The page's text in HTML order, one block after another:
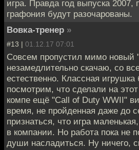
игра. Правда год выпуска
графония будут разочарованы.
Вовка-тренер »
#13 | 01.12.17 07:01
Совсем пропустил мимо новый
незамедлительно скачаю, со
естественно. Классная
посмотрим, что сделали на
компе ещё "Call of Duty WWII"
время, не пройденная даже до
признаться, что игра
в компании. Но работа пока не
души насладиться. Ну ничего,